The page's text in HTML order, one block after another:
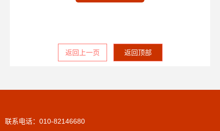
返回上一页 返回顶部
联系电话：010-82146680